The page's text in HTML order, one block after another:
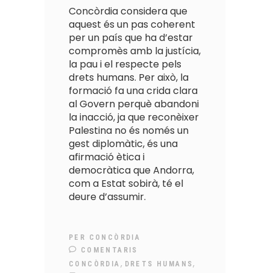
Concòrdia considera que
aquest és un pas coherent
per un país que ha d’estar
compromès amb la justícia,
la pau i el respecte pels
drets humans. Per això, la
formació fa una crida clara
al Govern perquè abandoni
la inacció, ja que reconèixer
Palestina no és només un
gest diplomàtic, és una
afirmació ètica i
democràtica que Andorra,
com a Estat sobirà, té el
deure d’assumir.
PER CONCÒRDIA
COMENTARIS
CONCÒRDIA , DRETS HUMANS,